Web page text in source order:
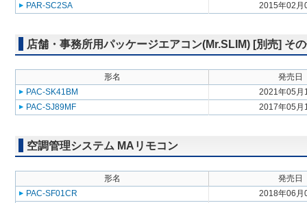
PAR-SC2SA
2015年02月
店舗・事務所用パッケージエアコン(Mr.SLIM) [別売] そ
形名
発売日
PAC-SK41BM
2021年05月
PAC-SJ89MF
2017年05月
空調管理システム MAリモコン
形名
発売日
PAC-SF01CR
2018年06月